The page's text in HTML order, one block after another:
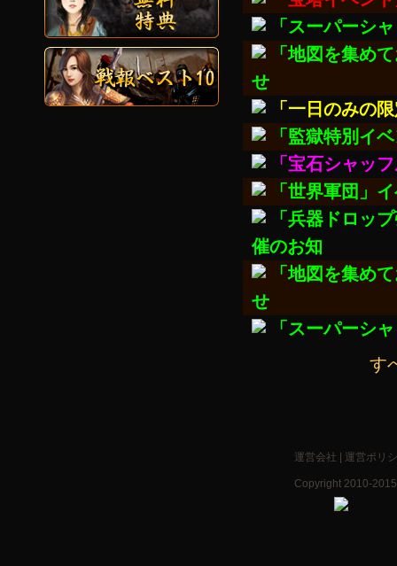
「スーパーシ
「地図を集め
せ
「一日のみの
「監獄特別イ
「宝石シャッ
「世界軍団」
「兵器ドロッ
催のお知
「地図を集め
せ
「スーパーシ
す
運営会社 運営ポリ
Copyright 2010-